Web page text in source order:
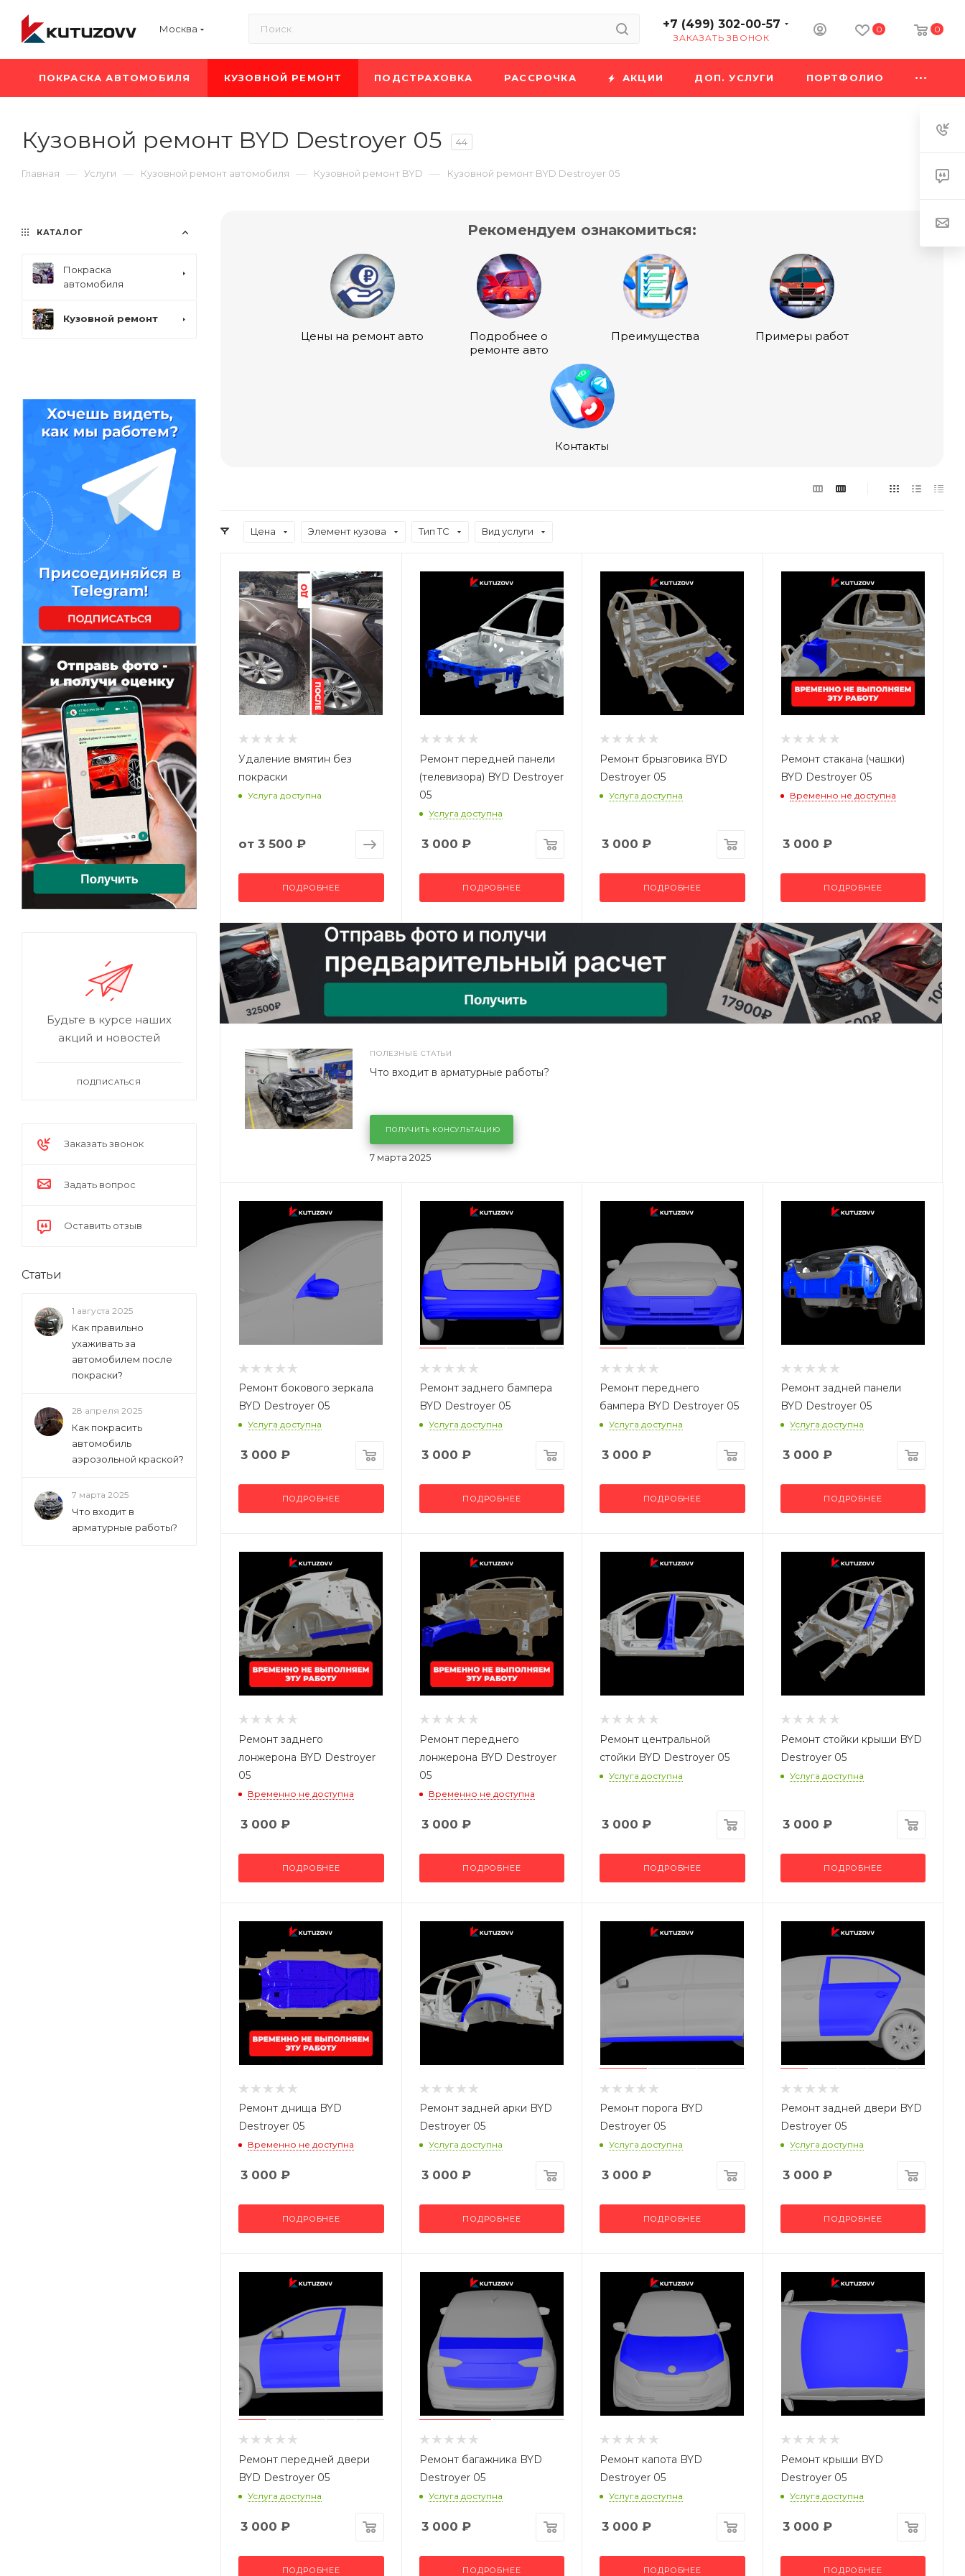
Москва +7 (499) 302-00-57
ЗАКАЗАТЬ ЗВОНОК
0 0
ПОКРАСКА АВТОМОБИЛЯ КУЗОВНОЙ РЕМОНТ ПОДСТРАХОВКА РАССРОЧКА АКЦИИ ДОП. УСЛУГИ ПОРТФОЛИО
Кузовной ремонт BYD Destroyer 05 44
Главная — Услуги — Кузовной ремонт автомобиля — Кузовной ремонт BYD — Кузовной ремонт BYD Destroyer 05
Рекомендуем ознакомиться:
Цены на ремонт авто
Подробнее о
ремонте авто
Преимущества Примеры работ
Контакты
Цена Элемент кузова Тип ТС Вид услуги
Удаление вмятин без
покраски
Услуга доступна
от 3 500 ₽
ПОДРОБНЕЕ
Ремонт передней панели
(телевизора) BYD Destroyer
05
Услуга доступна
3 000 ₽
ПОДРОБНЕЕ
Ремонт брызговика BYD
Destroyer 05
Услуга доступна
3 000 ₽
ПОДРОБНЕЕ
Ремонт стакана (чашки)
BYD Destroyer 05
Временно не доступна
3 000 ₽
ПОДРОБНЕЕ
ПОЛЕЗНЫЕ СТАТЬИ
7 марта 2025
Что входит в арматурные работы?
ПОЛУЧИТЬ КОНСУЛЬТАЦИЮ
Ремонт бокового зеркала
BYD Destroyer 05
Услуга доступна
3 000 ₽
ПОДРОБНЕЕ
Ремонт заднего бампера
BYD Destroyer 05
Услуга доступна
3 000 ₽
ПОДРОБНЕЕ
Ремонт переднего
бампера BYD Destroyer 05
Услуга доступна
3 000 ₽
ПОДРОБНЕЕ
Ремонт задней панели
BYD Destroyer 05
Услуга доступна
3 000 ₽
ПОДРОБНЕЕ
Ремонт заднего
лонжерона BYD Destroyer
05
Временно не доступна
3 000 ₽
ПОДРОБНЕЕ
Ремонт переднего
лонжерона BYD Destroyer
05
Временно не доступна
3 000 ₽
ПОДРОБНЕЕ
Ремонт центральной
стойки BYD Destroyer 05
Услуга доступна
3 000 ₽
ПОДРОБНЕЕ
Ремонт стойки крыши BYD
Destroyer 05
Услуга доступна
3 000 ₽
ПОДРОБНЕЕ
Ремонт днища BYD
Destroyer 05
Временно не доступна
3 000 ₽
ПОДРОБНЕЕ
Ремонт задней арки BYD
Destroyer 05
Услуга доступна
3 000 ₽
ПОДРОБНЕЕ
Ремонт порога BYD
Destroyer 05
Услуга доступна
3 000 ₽
ПОДРОБНЕЕ
Ремонт задней двери BYD
Destroyer 05
Услуга доступна
3 000 ₽
ПОДРОБНЕЕ
Ремонт передней двери
BYD Destroyer 05
Услуга доступна
3 000 ₽
ПОДРОБНЕЕ
Ремонт багажника BYD
Destroyer 05
Услуга доступна
3 000 ₽
ПОДРОБНЕЕ
Ремонт капота BYD
Destroyer 05
Услуга доступна
3 000 ₽
ПОДРОБНЕЕ
Ремонт крыши BYD
Destroyer 05
Услуга доступна
3 000 ₽
ПОДРОБНЕЕ
КАТАЛОГ
Покраска
автомобиля
Кузовной ремонт
Будьте в курсе наших
акций и новостей
ПОДПИСАТЬСЯ
Заказать звонок
Задать вопрос
Оставить отзыв
Статьи
1 августа 2025
Как правильно
ухаживать за
автомобилем после
покраски?
28 апреля 2025
Как покрасить
автомобиль
аэрозольной краской?
7 марта 2025
Что входит в
арматурные работы?